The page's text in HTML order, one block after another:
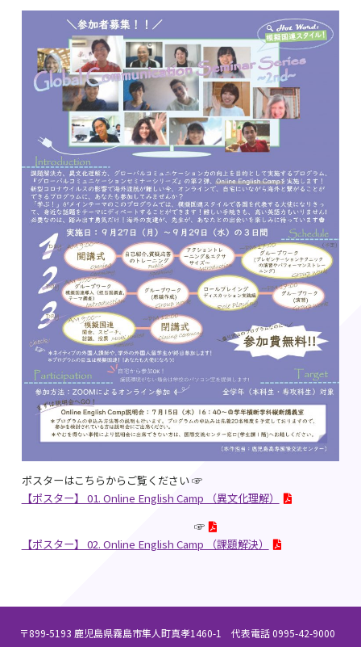
ポスターはこちらからご覧ください ☞
【ポスター】 01. Online English Camp （異文化理解）
☞
【ポスター】 02. Online English Camp （課題解決）
〒899-5193 鹿児島県霧島市隼人町真孝1460-1 代表電話 0995-42-9000